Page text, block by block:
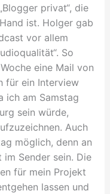
privat“, die
ist. Holger gab
vor allem
So
eine Mail von
für ein Interview
ich am Samstag
sein würde,
Auch
möglich, denn an
Sender sein. Die
für mein Projekt
lassen und